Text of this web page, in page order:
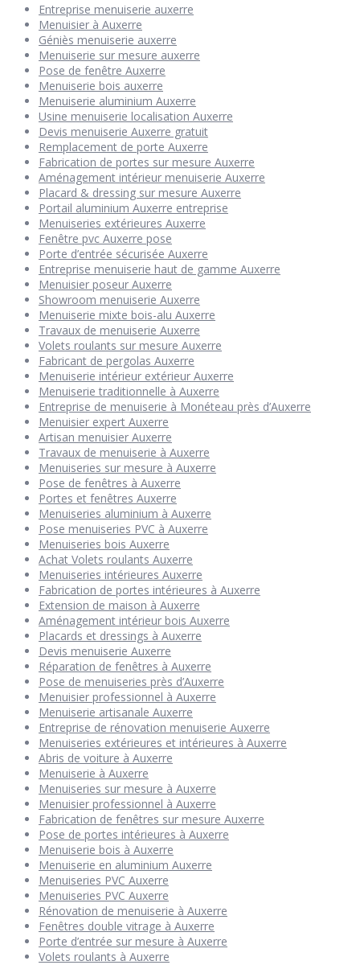
Entreprise menuiserie auxerre
Menuisier à Auxerre
Géniès menuiserie auxerre
Menuiserie sur mesure auxerre
Pose de fenêtre Auxerre
Menuiserie bois auxerre
Menuiserie aluminium Auxerre
Usine menuiserie localisation Auxerre
Devis menuiserie Auxerre gratuit
Remplacement de porte Auxerre
Fabrication de portes sur mesure Auxerre
Aménagement intérieur menuiserie Auxerre
Placard & dressing sur mesure Auxerre
Portail aluminium Auxerre entreprise
Menuiseries extérieures Auxerre
Fenêtre pvc Auxerre pose
Porte d’entrée sécurisée Auxerre
Entreprise menuiserie haut de gamme Auxerre
Menuisier poseur Auxerre
Showroom menuiserie Auxerre
Menuiserie mixte bois-alu Auxerre
Travaux de menuiserie Auxerre
Volets roulants sur mesure Auxerre
Fabricant de pergolas Auxerre
Menuiserie intérieur extérieur Auxerre
Menuiserie traditionnelle à Auxerre
Entreprise de menuiserie à Monéteau près d’Auxerre
Menuisier expert Auxerre
Artisan menuisier Auxerre
Travaux de menuiserie à Auxerre
Menuiseries sur mesure à Auxerre
Pose de fenêtres à Auxerre
Portes et fenêtres Auxerre
Menuiseries aluminium à Auxerre
Pose menuiseries PVC à Auxerre
Menuiseries bois Auxerre
Achat Volets roulants Auxerre
Menuiseries intérieures Auxerre
Fabrication de portes intérieures à Auxerre
Extension de maison à Auxerre
Aménagement intérieur bois Auxerre
Placards et dressings à Auxerre
Devis menuiserie Auxerre
Réparation de fenêtres à Auxerre
Pose de menuiseries près d’Auxerre
Menuisier professionnel à Auxerre
Menuiserie artisanale Auxerre
Entreprise de rénovation menuiserie Auxerre
Menuiseries extérieures et intérieures à Auxerre
Abris de voiture à Auxerre
Menuiserie à Auxerre
Menuiseries sur mesure à Auxerre
Menuisier professionnel à Auxerre
Fabrication de fenêtres sur mesure Auxerre
Pose de portes intérieures à Auxerre
Menuiserie bois à Auxerre
Menuiserie en aluminium Auxerre
Menuiseries PVC Auxerre
Menuiseries PVC Auxerre
Rénovation de menuiserie à Auxerre
Fenêtres double vitrage à Auxerre
Porte d’entrée sur mesure à Auxerre
Volets roulants à Auxerre